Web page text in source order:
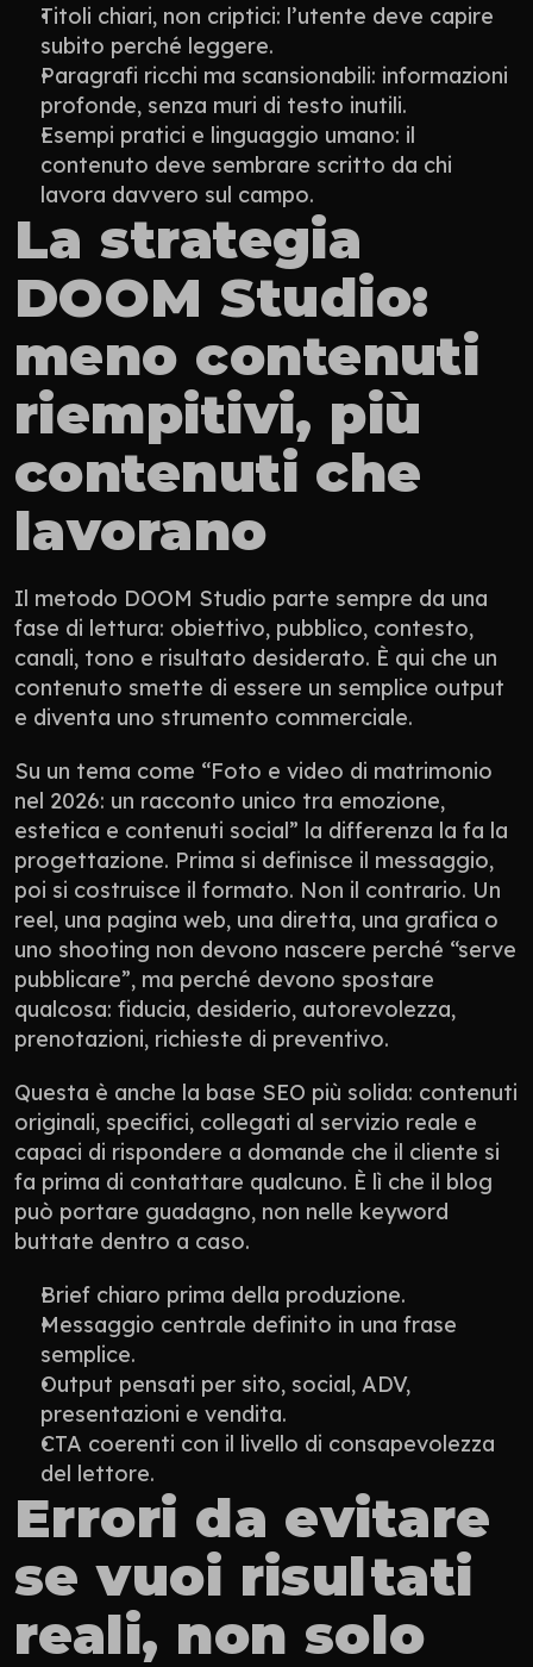
Titoli chiari, non criptici: l’utente deve capire
subito perché leggere.
Paragrafi ricchi ma scansionabili: informazioni
profonde, senza muri di testo inutili.
Esempi pratici e linguaggio umano: il
contenuto deve sembrare scritto da chi
lavora davvero sul campo.
La strategia
DOOM Studio:
meno contenuti
riempitivi, più
contenuti che
lavorano
Il metodo DOOM Studio parte sempre da una
fase di lettura: obiettivo, pubblico, contesto,
canali, tono e risultato desiderato. È qui che un
contenuto smette di essere un semplice output
e diventa uno strumento commerciale.
Su un tema come “Foto e video di matrimonio
nel 2026: un racconto unico tra emozione,
estetica e contenuti social” la differenza la fa la
progettazione. Prima si definisce il messaggio,
poi si costruisce il formato. Non il contrario. Un
reel, una pagina web, una diretta, una grafica o
uno shooting non devono nascere perché “serve
pubblicare”, ma perché devono spostare
qualcosa: fiducia, desiderio, autorevolezza,
prenotazioni, richieste di preventivo.
Questa è anche la base SEO più solida: contenuti
originali, specifici, collegati al servizio reale e
capaci di rispondere a domande che il cliente si
fa prima di contattare qualcuno. È lì che il blog
può portare guadagno, non nelle keyword
buttate dentro a caso.
Brief chiaro prima della produzione.
Messaggio centrale definito in una frase
semplice.
Output pensati per sito, social, ADV,
presentazioni e vendita.
CTA coerenti con il livello di consapevolezza
del lettore.
Errori da evitare
se vuoi risultati
reali, non solo